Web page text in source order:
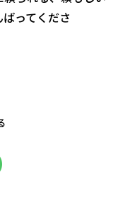
ってくださ